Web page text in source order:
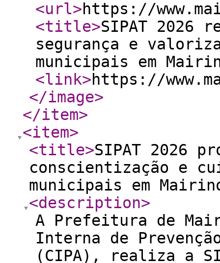
<url>https://
<title>SIPAT 2026
segurança e
municipais em
<link>https://
</image>
</item>
<item>
<title>SIPAT 2026
conscientização e
municipais em
<description>
A Prefeitura de
Interna de
(CIPA), realiza a